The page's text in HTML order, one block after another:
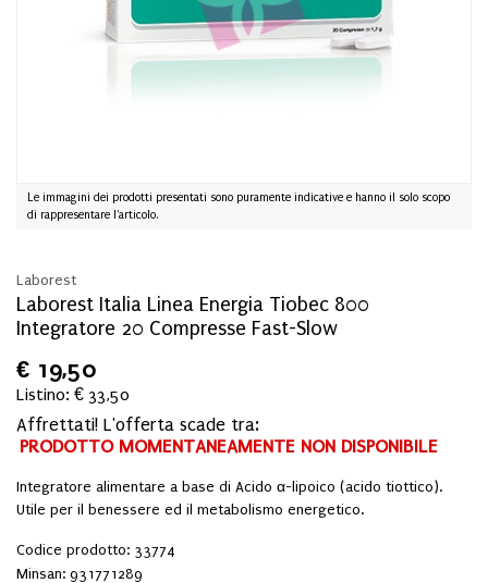
Le immagini dei prodotti presentati sono puramente indicative e hanno il solo scopo
di rappresentare l'articolo.
Laborest
Laborest Italia Linea Energia Tiobec 800
Integratore 20 Compresse Fast-Slow
€ 19,50
Listino: € 33,50
Affrettati! L'offerta scade tra:
PRODOTTO MOMENTANEAMENTE NON DISPONIBILE
Integratore alimentare a base di Acido α-lipoico (acido tiottico).
Utile per il benessere ed il metabolismo energetico.
Codice prodotto: 33774
Minsan: 931771289